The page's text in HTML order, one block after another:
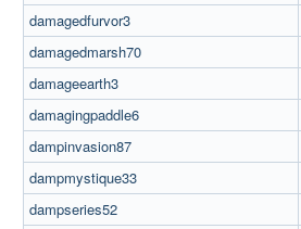
damagedfurvor3
damagedmarsh70
damageearth3
damagingpaddle6
dampinvasion87
dampmystique33
dampseries52